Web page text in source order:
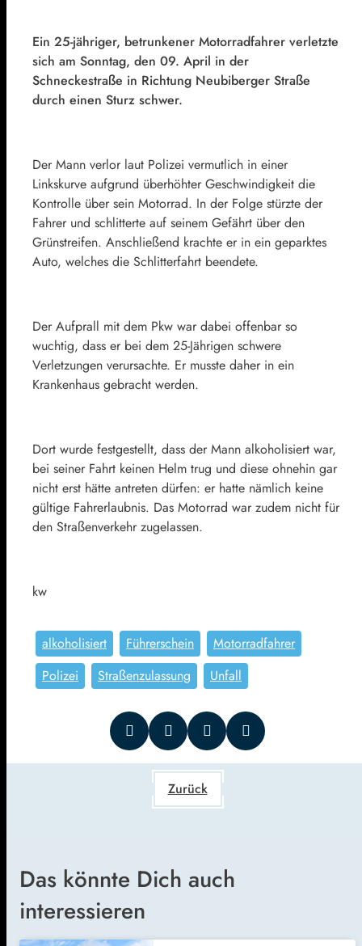
Ein 25-jähriger, betrunkener Motorradfahrer verletzte
sich am Sonntag, den 09. April in der
Schneckestraße in Richtung Neubiberger Straße
durch einen Sturz schwer.
Der Mann verlor laut Polizei vermutlich in einer
Linkskurve aufgrund überhöhter Geschwindigkeit die
Kontrolle über sein Motorrad. In der Folge stürzte der
Fahrer und schlitterte auf seinem Gefährt über den
Grünstreifen. Anschließend krachte er in ein geparktes
Auto, welches die Schlitterfahrt beendete.
Der Aufprall mit dem Pkw war dabei offenbar so
wuchtig, dass er bei dem 25-Jährigen schwere
Verletzungen verursachte. Er musste daher in ein
Krankenhaus gebracht werden.
Dort wurde festgestellt, dass der Mann alkoholisiert war,
bei seiner Fahrt keinen Helm trug und diese ohnehin gar
nicht erst hätte antreten dürfen: er hatte nämlich keine
gültige Fahrerlaubnis. Das Motorrad war zudem nicht für
den Straßenverkehr zugelassen.
kw
alkoholisiert Führerschein
Motorradfahrer
Polizei
Straßenzulassung Unfall
Zurück
Das könnte Dich auch
interessieren